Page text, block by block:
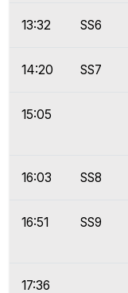
13:32 SS6
14:20 SS7
15:05
16:03 SS8
16:51 SS9
17:36